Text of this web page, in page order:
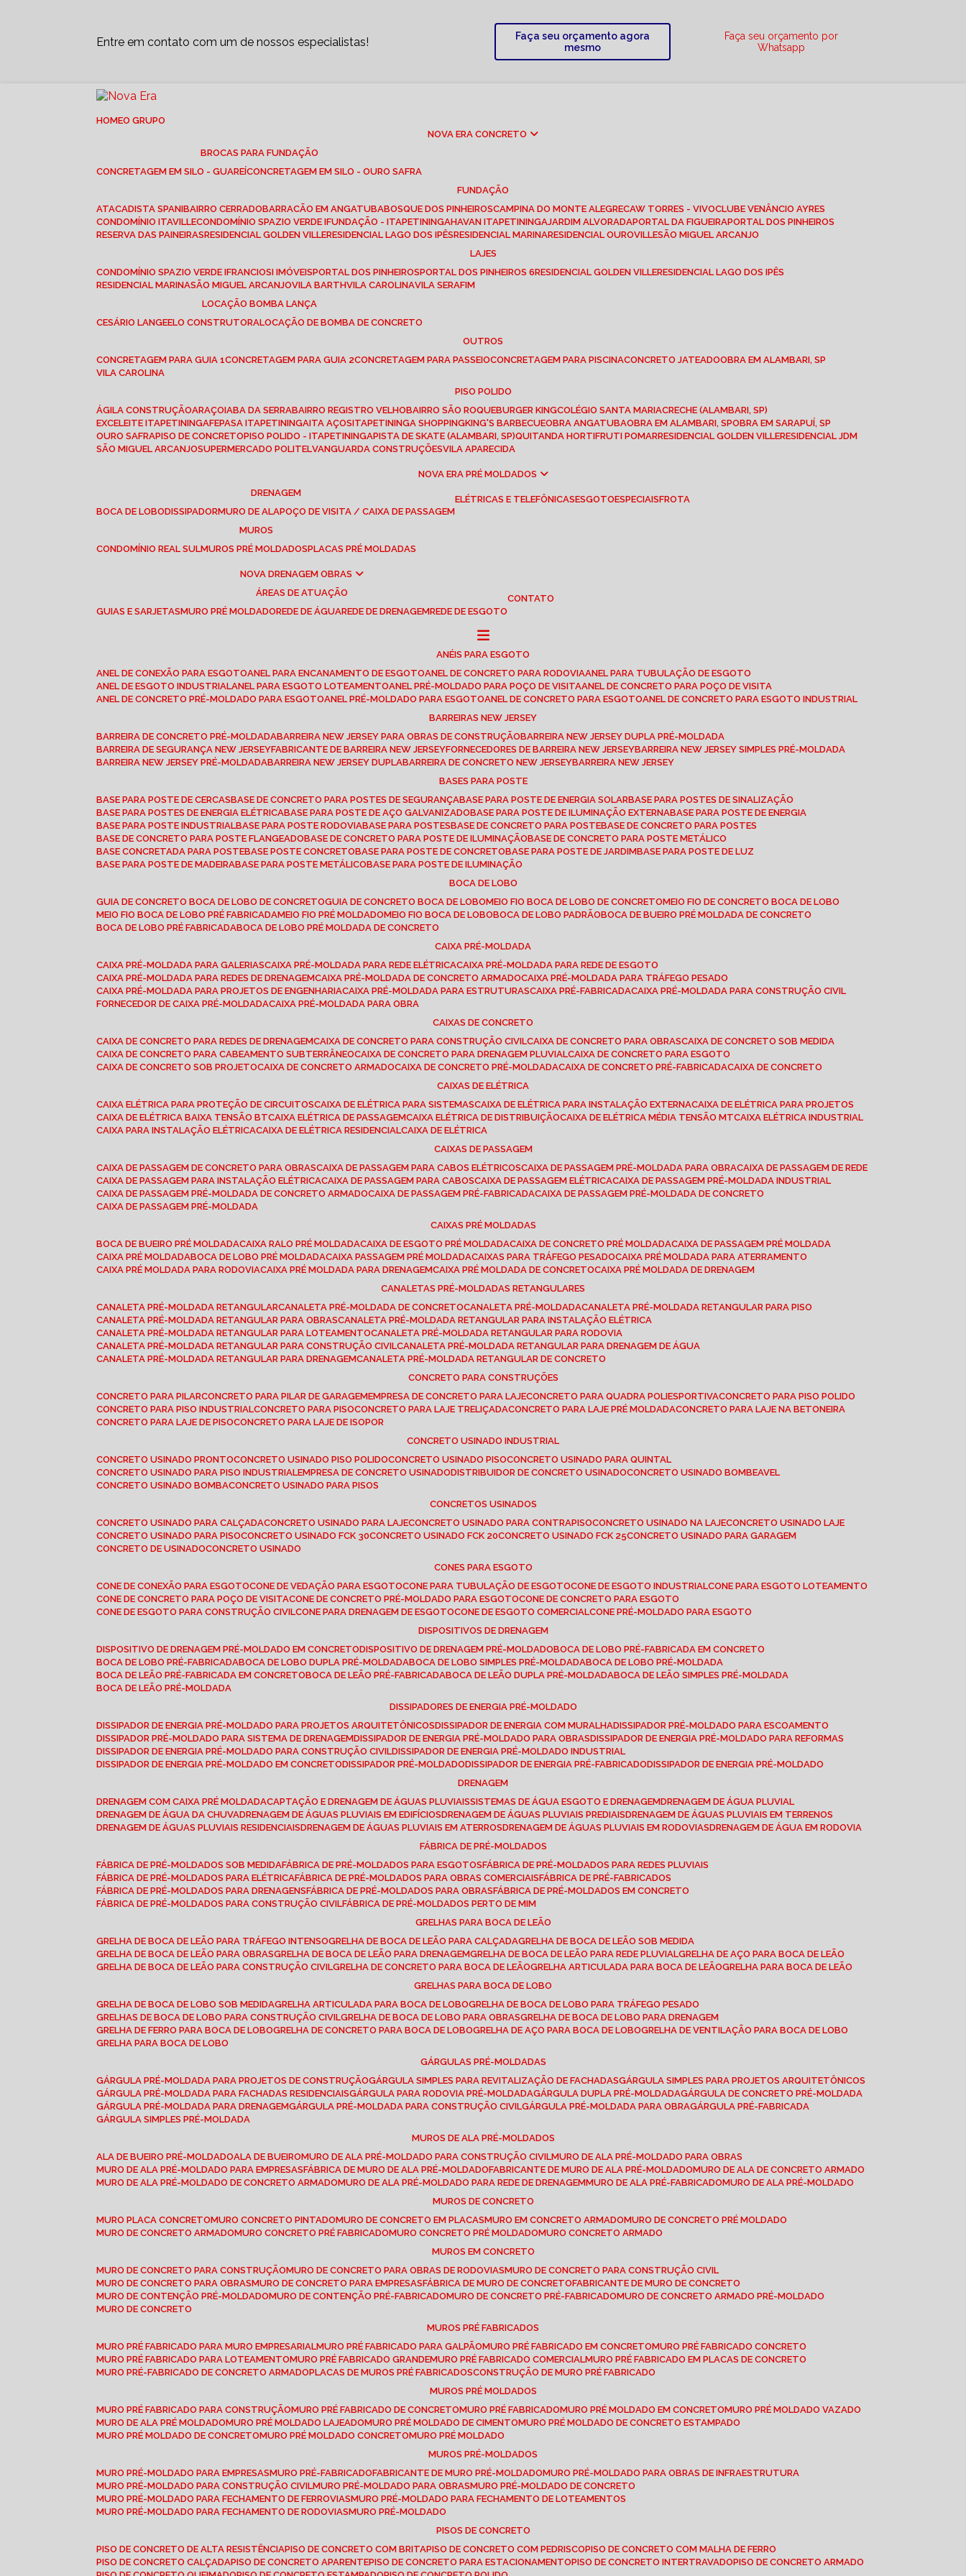
Entre em contato com um de nossos especialistas!
Faça seu orçamento agora
mesmo
Faça seu orçamento por
Whatsapp
HOME
O GRUPO
NOVA ERA CONCRETO
BROCAS PARA FUNDAÇÃO
CONCRETAGEM EM SILO - GUAREÍ CONCRETAGEM EM SILO - OURO SAFRA
FUNDAÇÃO
ATACADISTA SPANI BAIRRO CERRADO BARRACÃO EM ANGATUBA BOSQUE DOS PINHEIROS CAMPINA DO MONTE ALEGRE CAW TORRES - VIVO CLUBE VENÂNCIO AYRES
CONDOMÍNIO ITAVILLE CONDOMÍNIO SPAZIO VERDE I FUNDAÇÃO - ITAPETININGA HAVAN ITAPETININGA JARDIM ALVORADA PORTAL DA FIGUEIRA PORTAL DOS PINHEIROS
RESERVA DAS PAINEIRAS RESIDENCIAL GOLDEN VILLE RESIDENCIAL LAGO DOS IPÊS RESIDENCIAL MARINA RESIDENCIAL OUROVILLE SÃO MIGUEL ARCANJO
LAJES
CONDOMÍNIO SPAZIO VERDE I FRANCIOSI IMÓVEIS PORTAL DOS PINHEIROS PORTAL DOS PINHEIROS 6 RESIDENCIAL GOLDEN VILLE RESIDENCIAL LAGO DOS IPÊS
RESIDENCIAL MARINA SÃO MIGUEL ARCANJO VILA BARTH VILA CAROLINA VILA SERAFIM
LOCAÇÃO BOMBA LANÇA
CESÁRIO LANGE ELO CONSTRUTORA LOCAÇÃO DE BOMBA DE CONCRETO
OUTROS
CONCRETAGEM PARA GUIA 1 CONCRETAGEM PARA GUIA 2 CONCRETAGEM PARA PASSEIO CONCRETAGEM PARA PISCINA CONCRETO JATEADO
OBRA EM ALAMBARI, SP
VILA CAROLINA
PISO POLIDO
ÁGILA CONSTRUÇÃO ARAÇOIABA DA SERRA BAIRRO REGISTRO VELHO BAIRRO SÃO ROQUE BURGER KING COLÉGIO SANTA MARIA CRECHE (ALAMBARI, SP)
EXCELEITE ITAPETININGA FEPASA ITAPETININGA ITA AÇOS ITAPETININGA SHOPPING KING'S BARBECUE OBRA ANGATUBA OBRA EM ALAMBARI, SP
OBRA EM SARAPUÍ, SP
OURO SAFRA PISO DE CONCRETO PISO POLIDO - ITAPETININGA PISTA DE SKATE (ALAMBARI, SP) QUITANDA HORTIFRUTI POMAR RESIDENCIAL GOLDEN VILLE RESIDENCIAL JDM
SÃO MIGUEL ARCANJO SUPERMERCADO POLITEL VANGUARDA CONSTRUÇÕES VILA APARECIDA
NOVA ERA PRÉ MOLDADOS
DRENAGEM
BOCA DE LOBO DISSIPADOR MURO DE ALA POÇO DE VISITA / CAIXA DE PASSAGEM
ELÉTRICAS E TELEFÔNICAS ESGOTO ESPECIAIS FROTA
MUROS
CONDOMÍNIO REAL SUL
MUROS PRÉ MOLDADOS PLACAS PRÉ MOLDADAS
NOVA DRENAGEM OBRAS
ÁREAS DE ATUAÇÃO
GUIAS E SARJETAS
MURO PRÉ MOLDADO REDE DE ÁGUA REDE DE DRENAGEM REDE DE ESGOTO
CONTATO
ANÉIS PARA ESGOTO
ANEL DE CONEXÃO PARA ESGOTO ANEL PARA ENCANAMENTO DE ESGOTO ANEL DE CONCRETO PARA RODOVIA ANEL PARA TUBULAÇÃO DE ESGOTO
ANEL DE ESGOTO INDUSTRIAL ANEL PARA ESGOTO LOTEAMENTO ANEL PRÉ-MOLDADO PARA POÇO DE VISITA ANEL DE CONCRETO PARA POÇO DE VISITA
ANEL DE CONCRETO PRÉ-MOLDADO PARA ESGOTO ANEL PRÉ-MOLDADO PARA ESGOTO ANEL DE CONCRETO PARA ESGOTO ANEL DE CONCRETO PARA ESGOTO INDUSTRIAL
BARREIRAS NEW JERSEY
BARREIRA DE CONCRETO PRÉ-MOLDADA BARREIRA NEW JERSEY PARA OBRAS DE CONSTRUÇÃO BARREIRA NEW JERSEY DUPLA PRÉ-MOLDADA
BARREIRA DE SEGURANÇA NEW JERSEY FABRICANTE DE BARREIRA NEW JERSEY FORNECEDORES DE BARREIRA NEW JERSEY BARREIRA NEW JERSEY SIMPLES PRÉ-MOLDADA
BARREIRA NEW JERSEY PRÉ-MOLDADA BARREIRA NEW JERSEY DUPLA BARREIRA DE CONCRETO NEW JERSEY BARREIRA NEW JERSEY
BASES PARA POSTE
BASE PARA POSTE DE CERCAS BASE DE CONCRETO PARA POSTES DE SEGURANÇA BASE PARA POSTE DE ENERGIA SOLAR BASE PARA POSTES DE SINALIZAÇÃO
BASE PARA POSTES DE ENERGIA ELÉTRICA BASE PARA POSTE DE AÇO GALVANIZADO BASE PARA POSTE DE ILUMINAÇÃO EXTERNA BASE PARA POSTE DE ENERGIA
BASE PARA POSTE INDUSTRIAL BASE PARA POSTE RODOVIA BASE PARA POSTES BASE DE CONCRETO PARA POSTE BASE DE CONCRETO PARA POSTES
BASE DE CONCRETO PARA POSTE FLANGEADO BASE DE CONCRETO PARA POSTE DE ILUMINAÇÃO BASE DE CONCRETO PARA POSTE METÁLICO
BASE CONCRETADA PARA POSTE BASE POSTE CONCRETO BASE PARA POSTE DE CONCRETO BASE PARA POSTE DE JARDIM BASE PARA POSTE DE LUZ
BASE PARA POSTE DE MADEIRA BASE PARA POSTE METÁLICO BASE PARA POSTE DE ILUMINAÇÃO
BOCA DE LOBO
GUIA DE CONCRETO BOCA DE LOBO DE CONCRETO
GUIA DE CONCRETO BOCA DE LOBO MEIO FIO BOCA DE LOBO DE CONCRETO
MEIO FIO DE CONCRETO BOCA DE LOBO
MEIO FIO BOCA DE LOBO PRÉ FABRICADA
MEIO FIO PRÉ MOLDADO MEIO FIO BOCA DE LOBO BOCA DE LOBO PADRÃO BOCA DE BUEIRO PRÉ MOLDADA DE CONCRETO
BOCA DE LOBO PRÉ FABRICADA BOCA DE LOBO PRÉ MOLDADA DE CONCRETO
CAIXA PRÉ-MOLDADA
CAIXA PRÉ-MOLDADA PARA GALERIAS CAIXA PRÉ-MOLDADA PARA REDE ELÉTRICA CAIXA PRÉ-MOLDADA PARA REDE DE ESGOTO
CAIXA PRÉ-MOLDADA PARA REDES DE DRENAGEM CAIXA PRÉ-MOLDADA DE CONCRETO ARMADO CAIXA PRÉ-MOLDADA PARA TRÁFEGO PESADO
CAIXA PRÉ-MOLDADA PARA PROJETOS DE ENGENHARIA CAIXA PRÉ-MOLDADA PARA ESTRUTURAS CAIXA PRÉ-FABRICADA CAIXA PRÉ-MOLDADA PARA CONSTRUÇÃO CIVIL
FORNECEDOR DE CAIXA PRÉ-MOLDADA CAIXA PRÉ-MOLDADA PARA OBRA
CAIXAS DE CONCRETO
CAIXA DE CONCRETO PARA REDES DE DRENAGEM CAIXA DE CONCRETO PARA CONSTRUÇÃO CIVIL CAIXA DE CONCRETO PARA OBRAS CAIXA DE CONCRETO SOB MEDIDA
CAIXA DE CONCRETO PARA CABEAMENTO SUBTERRÂNEO CAIXA DE CONCRETO PARA DRENAGEM PLUVIAL CAIXA DE CONCRETO PARA ESGOTO
CAIXA DE CONCRETO SOB PROJETO CAIXA DE CONCRETO ARMADO CAIXA DE CONCRETO PRÉ-MOLDADA CAIXA DE CONCRETO PRÉ-FABRICADA CAIXA DE CONCRETO
CAIXAS DE ELÉTRICA
CAIXA ELÉTRICA PARA PROTEÇÃO DE CIRCUITOS CAIXA DE ELÉTRICA PARA SISTEMAS CAIXA DE ELÉTRICA PARA INSTALAÇÃO EXTERNA CAIXA DE ELÉTRICA PARA PROJETOS
CAIXA DE ELÉTRICA BAIXA TENSÃO BT CAIXA ELÉTRICA DE PASSAGEM CAIXA ELÉTRICA DE DISTRIBUIÇÃO CAIXA DE ELÉTRICA MÉDIA TENSÃO MT CAIXA ELÉTRICA INDUSTRIAL
CAIXA PARA INSTALAÇÃO ELÉTRICA CAIXA DE ELÉTRICA RESIDENCIAL CAIXA DE ELÉTRICA
CAIXAS DE PASSAGEM
CAIXA DE PASSAGEM DE CONCRETO PARA OBRAS CAIXA DE PASSAGEM PARA CABOS ELÉTRICOS CAIXA DE PASSAGEM PRÉ-MOLDADA PARA OBRA CAIXA DE PASSAGEM DE REDE
CAIXA DE PASSAGEM PARA INSTALAÇÃO ELÉTRICA CAIXA DE PASSAGEM PARA CABOS CAIXA DE PASSAGEM ELÉTRICA CAIXA DE PASSAGEM PRÉ-MOLDADA INDUSTRIAL
CAIXA DE PASSAGEM PRÉ-MOLDADA DE CONCRETO ARMADO CAIXA DE PASSAGEM PRÉ-FABRICADA CAIXA DE PASSAGEM PRÉ-MOLDADA DE CONCRETO
CAIXA DE PASSAGEM PRÉ-MOLDADA
CAIXAS PRÉ MOLDADAS
BOCA DE BUEIRO PRÉ MOLDADA CAIXA RALO PRÉ MOLDADA CAIXA DE ESGOTO PRÉ MOLDADA CAIXA DE CONCRETO PRÉ MOLDADA CAIXA DE PASSAGEM PRÉ MOLDADA
CAIXA PRÉ MOLDADA BOCA DE LOBO PRÉ MOLDADA CAIXA PASSAGEM PRÉ MOLDADA CAIXAS PARA TRÁFEGO PESADO CAIXA PRÉ MOLDADA PARA ATERRAMENTO
CAIXA PRÉ MOLDADA PARA RODOVIA CAIXA PRÉ MOLDADA PARA DRENAGEM CAIXA PRÉ MOLDADA DE CONCRETO CAIXA PRÉ MOLDADA DE DRENAGEM
CANALETAS PRÉ-MOLDADAS RETANGULARES
CANALETA PRÉ-MOLDADA RETANGULAR CANALETA PRÉ-MOLDADA DE CONCRETO CANALETA PRÉ-MOLDADA CANALETA PRÉ-MOLDADA RETANGULAR PARA PISO
CANALETA PRÉ-MOLDADA RETANGULAR PARA OBRAS CANALETA PRÉ-MOLDADA RETANGULAR PARA INSTALAÇÃO ELÉTRICA
CANALETA PRÉ-MOLDADA RETANGULAR PARA LOTEAMENTO CANALETA PRÉ-MOLDADA RETANGULAR PARA RODOVIA
CANALETA PRÉ-MOLDADA RETANGULAR PARA CONSTRUÇÃO CIVIL CANALETA PRÉ-MOLDADA RETANGULAR PARA DRENAGEM DE ÁGUA
CANALETA PRÉ-MOLDADA RETANGULAR PARA DRENAGEM CANALETA PRÉ-MOLDADA RETANGULAR DE CONCRETO
CONCRETO PARA CONSTRUÇÕES
CONCRETO PARA PILAR CONCRETO PARA PILAR DE GARAGEM EMPRESA DE CONCRETO PARA LAJE CONCRETO PARA QUADRA POLIESPORTIVA CONCRETO PARA PISO POLIDO
CONCRETO PARA PISO INDUSTRIAL CONCRETO PARA PISO CONCRETO PARA LAJE TRELIÇADA CONCRETO PARA LAJE PRÉ MOLDADA CONCRETO PARA LAJE NA BETONEIRA
CONCRETO PARA LAJE DE PISO CONCRETO PARA LAJE DE ISOPOR
CONCRETO USINADO INDUSTRIAL
CONCRETO USINADO PRONTO CONCRETO USINADO PISO POLIDO CONCRETO USINADO PISO CONCRETO USINADO PARA QUINTAL
CONCRETO USINADO PARA PISO INDUSTRIAL EMPRESA DE CONCRETO USINADO DISTRIBUIDOR DE CONCRETO USINADO CONCRETO USINADO BOMBEAVEL
CONCRETO USINADO BOMBA CONCRETO USINADO PARA PISOS
CONCRETOS USINADOS
CONCRETO USINADO PARA CALÇADA CONCRETO USINADO PARA LAJE CONCRETO USINADO PARA CONTRAPISO CONCRETO USINADO NA LAJE CONCRETO USINADO LAJE
CONCRETO USINADO PARA PISO CONCRETO USINADO FCK 30 CONCRETO USINADO FCK 20 CONCRETO USINADO FCK 25 CONCRETO USINADO PARA GARAGEM
CONCRETO DE USINADO CONCRETO USINADO
CONES PARA ESGOTO
CONE DE CONEXÃO PARA ESGOTO CONE DE VEDAÇÃO PARA ESGOTO CONE PARA TUBULAÇÃO DE ESGOTO CONE DE ESGOTO INDUSTRIAL CONE PARA ESGOTO LOTEAMENTO
CONE DE CONCRETO PARA POÇO DE VISITA CONE DE CONCRETO PRÉ-MOLDADO PARA ESGOTO CONE DE CONCRETO PARA ESGOTO
CONE DE ESGOTO PARA CONSTRUÇÃO CIVIL CONE PARA DRENAGEM DE ESGOTO CONE DE ESGOTO COMERCIAL CONE PRÉ-MOLDADO PARA ESGOTO
DISPOSITIVOS DE DRENAGEM
DISPOSITIVO DE DRENAGEM PRÉ-MOLDADO EM CONCRETO DISPOSITIVO DE DRENAGEM PRÉ-MOLDADO BOCA DE LOBO PRÉ-FABRICADA EM CONCRETO
BOCA DE LOBO PRÉ-FABRICADA BOCA DE LOBO DUPLA PRÉ-MOLDADA BOCA DE LOBO SIMPLES PRÉ-MOLDADA BOCA DE LOBO PRÉ-MOLDADA
BOCA DE LEÃO PRÉ-FABRICADA EM CONCRETO BOCA DE LEÃO PRÉ-FABRICADA BOCA DE LEÃO DUPLA PRÉ-MOLDADA BOCA DE LEÃO SIMPLES PRÉ-MOLDADA
BOCA DE LEÃO PRÉ-MOLDADA
DISSIPADORES DE ENERGIA PRÉ-MOLDADO
DISSIPADOR DE ENERGIA PRÉ-MOLDADO PARA PROJETOS ARQUITETÔNICOS DISSIPADOR DE ENERGIA COM MURALHA DISSIPADOR PRÉ-MOLDADO PARA ESCOAMENTO
DISSIPADOR PRÉ-MOLDADO PARA SISTEMA DE DRENAGEM DISSIPADOR DE ENERGIA PRÉ-MOLDADO PARA OBRAS DISSIPADOR DE ENERGIA PRÉ-MOLDADO PARA REFORMAS
DISSIPADOR DE ENERGIA PRÉ-MOLDADO PARA CONSTRUÇÃO CIVIL DISSIPADOR DE ENERGIA PRÉ-MOLDADO INDUSTRIAL
DISSIPADOR DE ENERGIA PRÉ-MOLDADO EM CONCRETO DISSIPADOR PRÉ-MOLDADO DISSIPADOR DE ENERGIA PRÉ-FABRICADO DISSIPADOR DE ENERGIA PRÉ-MOLDADO
DRENAGEM
DRENAGEM COM CAIXA PRÉ MOLDADA CAPTAÇÃO E DRENAGEM DE ÁGUAS PLUVIAIS SISTEMAS DE ÁGUA ESGOTO E DRENAGEM DRENAGEM DE ÁGUA PLUVIAL
DRENAGEM DE ÁGUA DA CHUVA DRENAGEM DE ÁGUAS PLUVIAIS EM EDIFÍCIOS DRENAGEM DE ÁGUAS PLUVIAIS PREDIAIS DRENAGEM DE ÁGUAS PLUVIAIS EM TERRENOS
DRENAGEM DE ÁGUAS PLUVIAIS RESIDENCIAIS DRENAGEM DE ÁGUAS PLUVIAIS EM ATERROS DRENAGEM DE ÁGUAS PLUVIAIS EM RODOVIAS DRENAGEM DE ÁGUA EM RODOVIA
FÁBRICA DE PRÉ-MOLDADOS
FÁBRICA DE PRÉ-MOLDADOS SOB MEDIDA FÁBRICA DE PRÉ-MOLDADOS PARA ESGOTOS FÁBRICA DE PRÉ-MOLDADOS PARA REDES PLUVIAIS
FÁBRICA DE PRÉ-MOLDADOS PARA ELÉTRICA FÁBRICA DE PRÉ-MOLDADOS PARA OBRAS COMERCIAIS FÁBRICA DE PRÉ-FABRICADOS
FÁBRICA DE PRÉ-MOLDADOS PARA DRENAGENS FÁBRICA DE PRÉ-MOLDADOS PARA OBRAS FÁBRICA DE PRÉ-MOLDADOS EM CONCRETO
FÁBRICA DE PRÉ-MOLDADOS PARA CONSTRUÇÃO CIVIL FÁBRICA DE PRÉ-MOLDADOS PERTO DE MIM
GRELHAS PARA BOCA DE LEÃO
GRELHA DE BOCA DE LEÃO PARA TRÁFEGO INTENSO
GRELHA DE BOCA DE LEÃO PARA CALÇADA
GRELHA DE BOCA DE LEÃO SOB MEDIDA
GRELHA DE BOCA DE LEÃO PARA OBRAS
GRELHA DE BOCA DE LEÃO PARA DRENAGEM GRELHA DE BOCA DE LEÃO PARA REDE PLUVIAL
GRELHA DE AÇO PARA BOCA DE LEÃO
GRELHA DE BOCA DE LEÃO PARA CONSTRUÇÃO CIVIL
GRELHA DE CONCRETO PARA BOCA DE LEÃO GRELHA ARTICULADA PARA BOCA DE LEÃO
GRELHA PARA BOCA DE LEÃO
GRELHAS PARA BOCA DE LOBO
GRELHA DE BOCA DE LOBO SOB MEDIDA
GRELHA ARTICULADA PARA BOCA DE LOBO
GRELHA DE BOCA DE LOBO PARA TRÁFEGO PESADO
GRELHAS DE BOCA DE LOBO PARA CONSTRUÇÃO CIVIL
GRELHA DE BOCA DE LOBO PARA OBRAS
GRELHA DE BOCA DE LOBO PARA DRENAGEM
GRELHA DE FERRO PARA BOCA DE LOBO
GRELHA DE CONCRETO PARA BOCA DE LOBO GRELHA DE AÇO PARA BOCA DE LOBO
GRELHA DE VENTILAÇÃO PARA BOCA DE LOBO
GRELHA PARA BOCA DE LOBO
GÁRGULAS PRÉ-MOLDADAS
GÁRGULA PRÉ-MOLDADA PARA PROJETOS DE CONSTRUÇÃO
GÁRGULA SIMPLES PARA REVITALIZAÇÃO DE FACHADAS
GÁRGULA SIMPLES PARA PROJETOS ARQUITETÔNICOS
GÁRGULA PRÉ-MOLDADA PARA FACHADAS RESIDENCIAIS
GÁRGULA PARA RODOVIA PRÉ-MOLDADA GÁRGULA DUPLA PRÉ-MOLDADA
GÁRGULA DE CONCRETO PRÉ-MOLDADA
GÁRGULA PRÉ-MOLDADA PARA DRENAGEM
GÁRGULA PRÉ-MOLDADA PARA CONSTRUÇÃO CIVIL GÁRGULA PRÉ-MOLDADA PARA OBRA
GÁRGULA PRÉ-FABRICADA
GÁRGULA SIMPLES PRÉ-MOLDADA
MUROS DE ALA PRÉ-MOLDADOS
ALA DE BUEIRO PRÉ-MOLDADO ALA DE BUEIRO MURO DE ALA PRÉ-MOLDADO PARA CONSTRUÇÃO CIVIL
MURO DE ALA PRÉ-MOLDADO PARA OBRAS
MURO DE ALA PRÉ-MOLDADO PARA EMPRESAS FÁBRICA DE MURO DE ALA PRÉ-MOLDADO FABRICANTE DE MURO DE ALA PRÉ-MOLDADO
MURO DE ALA DE CONCRETO ARMADO
MURO DE ALA PRÉ-MOLDADO DE CONCRETO ARMADO
MURO DE ALA PRÉ-MOLDADO PARA REDE DE DRENAGEM MURO DE ALA PRÉ-FABRICADO
MURO DE ALA PRÉ-MOLDADO
MUROS DE CONCRETO
MURO PLACA CONCRETO
MURO CONCRETO PINTADO MURO DE CONCRETO EM PLACAS MURO EM CONCRETO ARMADO
MURO DE CONCRETO PRÉ MOLDADO
MURO DE CONCRETO ARMADO
MURO CONCRETO PRÉ FABRICADO MURO CONCRETO PRÉ MOLDADO
MURO CONCRETO ARMADO
MUROS EM CONCRETO
MURO DE CONCRETO PARA CONSTRUÇÃO
MURO DE CONCRETO PARA OBRAS DE RODOVIAS
MURO DE CONCRETO PARA CONSTRUÇÃO CIVIL
MURO DE CONCRETO PARA OBRAS
MURO DE CONCRETO PARA EMPRESAS FÁBRICA DE MURO DE CONCRETO FABRICANTE DE MURO DE CONCRETO
MURO DE CONTENÇÃO PRÉ-MOLDADO
MURO DE CONTENÇÃO PRÉ-FABRICADO MURO DE CONCRETO PRÉ-FABRICADO
MURO DE CONCRETO ARMADO PRÉ-MOLDADO
MURO DE CONCRETO
MUROS PRÉ FABRICADOS
MURO PRÉ FABRICADO PARA MURO EMPRESARIAL
MURO PRÉ FABRICADO PARA GALPÃO MURO PRÉ FABRICADO EM CONCRETO
MURO PRÉ FABRICADO CONCRETO
MURO PRÉ FABRICADO PARA LOTEAMENTO
MURO PRÉ FABRICADO GRANDE MURO PRÉ FABRICADO COMERCIAL
MURO PRÉ FABRICADO EM PLACAS DE CONCRETO
MURO PRÉ-FABRICADO DE CONCRETO ARMADO PLACAS DE MUROS PRÉ FABRICADOS CONSTRUÇÃO DE MURO PRÉ FABRICADO
MUROS PRÉ MOLDADOS
MURO PRÉ FABRICADO PARA CONSTRUÇÃO
MURO PRÉ FABRICADO DE CONCRETO MURO PRÉ FABRICADO MURO PRÉ MOLDADO EM CONCRETO
MURO PRÉ MOLDADO VAZADO
MURO DE ALA PRÉ MOLDADO
MURO PRÉ MOLDADO LAJEADO MURO PRÉ MOLDADO DE CIMENTO
MURO PRÉ MOLDADO DE CONCRETO ESTAMPADO
MURO PRÉ MOLDADO DE CONCRETO
MURO PRÉ MOLDADO CONCRETO
MURO PRÉ MOLDADO
MUROS PRÉ-MOLDADOS
MURO PRÉ-MOLDADO PARA EMPRESAS
MURO PRÉ-FABRICADO FABRICANTE DE MURO PRÉ-MOLDADO
MURO PRÉ-MOLDADO PARA OBRAS DE INFRAESTRUTURA
MURO PRÉ-MOLDADO PARA CONSTRUÇÃO CIVIL
MURO PRÉ-MOLDADO PARA OBRAS
MURO PRÉ-MOLDADO DE CONCRETO
MURO PRÉ-MOLDADO PARA FECHAMENTO DE FERROVIAS
MURO PRÉ-MOLDADO PARA FECHAMENTO DE LOTEAMENTOS
MURO PRÉ-MOLDADO PARA FECHAMENTO DE RODOVIAS
MURO PRÉ-MOLDADO
PISOS DE CONCRETO
PISO DE CONCRETO DE ALTA RESISTÊNCIA PISO DE CONCRETO COM BRITA PISO DE CONCRETO COM PEDRISCO PISO DE CONCRETO COM MALHA DE FERRO
PISO DE CONCRETO CALÇADA PISO DE CONCRETO APARENTE PISO DE CONCRETO PARA ESTACIONAMENTO PISO DE CONCRETO INTERTRAVADO PISO DE CONCRETO ARMADO